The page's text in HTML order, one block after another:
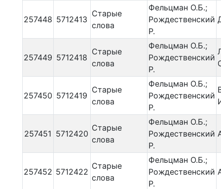
257448 5712413
Старые
слова
Фельцман О.Б.;
Рождественский
Р.
257449 5712418
Старые
слова
Фельцман О.Б.;
Рождественский
Р.
257450 5712419
Старые
слова
Фельцман О.Б.;
Рождественский
Р.
257451 5712420
Старые
слова
Фельцман О.Б.;
Рождественский
Р.
257452 5712422
Старые
слова
Фельцман О.Б.;
Рождественский
Р.